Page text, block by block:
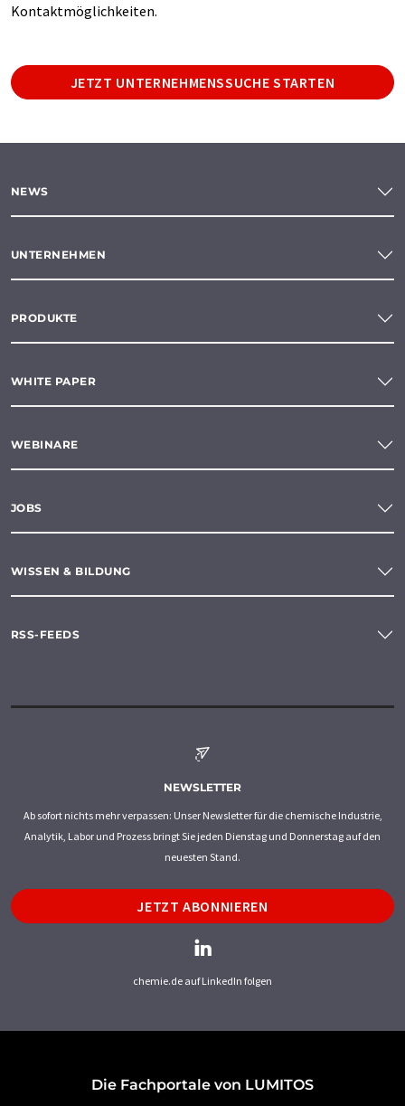
Kontaktmöglichkeiten.
JETZT UNTERNEHMENSSUCHE STARTEN
NEWS
UNTERNEHMEN
PRODUKTE
WHITE PAPER
WEBINARE
JOBS
WISSEN & BILDUNG
RSS-FEEDS
NEWSLETTER
Ab sofort nichts mehr verpassen: Unser Newsletter für die chemische Industrie,
Analytik, Labor und Prozess bringt Sie jeden Dienstag und Donnerstag auf den
neuesten Stand.
JETZT ABONNIEREN
chemie.de auf LinkedIn folgen
Die Fachportale von LUMITOS